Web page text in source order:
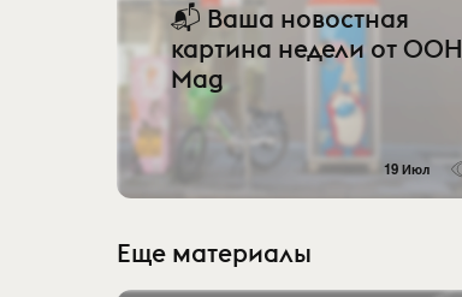
📬 Ваша новостная
картина недели от OOH
Mag
19 Июл
Еще материалы